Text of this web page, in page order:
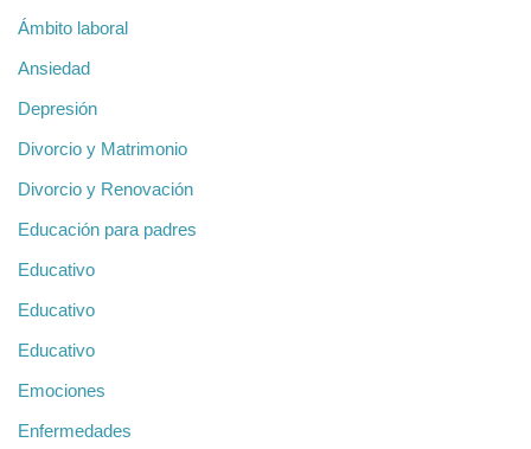
Ámbito laboral
Ansiedad
Depresión
Divorcio y Matrimonio
Divorcio y Renovación
Educación para padres
Educativo
Educativo
Educativo
Emociones
Enfermedades